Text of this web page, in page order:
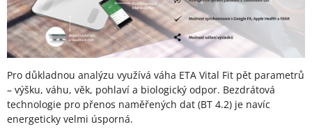
Pro důkladnou analýzu využívá váha ETA Vital Fit pět parametrů
– výšku, váhu, věk, pohlaví a biologický odpor. Bezdrátová
technologie pro přenos naměřených dat (BT 4.2) je navíc
energeticky velmi úsporná.